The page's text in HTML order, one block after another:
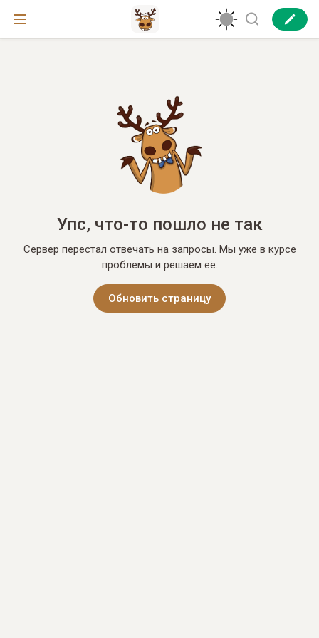
Упс, что-то пошло не так
Сервер перестал отвечать на запросы. Мы уже в курсе
проблемы и решаем её.
Обновить страницу